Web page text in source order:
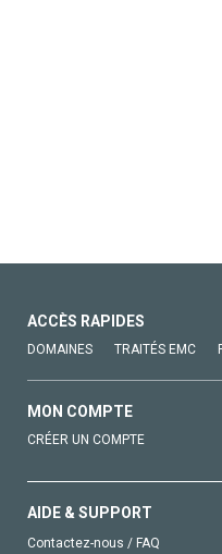
ACCÈS RAPIDES
DOMAINES TRAITÉS EMC
MON COMPTE
CRÉER UN COMPTE
AIDE & SUPPORT
Contactez-nous / FAQ